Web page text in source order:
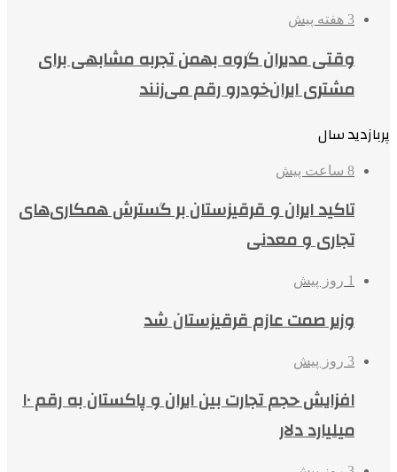
3 هفته پیش
وقتی مدیران گروه بهمن تجربه مشابهی برای
مشتری ایران‌خودرو رقم می‌زنند
پربازدید سال
8 ساعت پیش
تاکید ایران و قرقیزستان بر گسترش همکاری‌های
تجاری و معدنی
1 روز پیش
وزیر صمت عازم قرقیزستان شد
3 روز پیش
افزایش حجم تجارت بین ایران و پاکستان به رقم ۱۰
میلیارد دلار